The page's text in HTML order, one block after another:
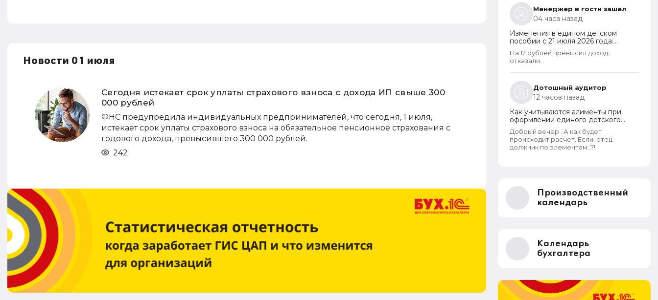
Новости 01 июля
Сегодня истекает срок уплаты страхового взноса с дохода ИП свыше 300
000 рублей
ФНС предупредила индивидуальных предпринимателей, что сегодня, 1 июля,
истекает срок уплаты страхового взноса на обязательное пенсионное страхования с
годового дохода, превысившего 300 000 рублей.
242
животинкамиМенеджер в гости зашел
04 часа назад
Изменения в едином детском
пособии с 21 июля 2026 года:
пересмотр правила нулевого
дохода и новый порядок
оформления пособий по месту
пребывания
На 12 рублей превысил доход,
отказали.
Дотошный аудитор
12 часов назад
Как учитываются алименты при
оформлении единого детского
пособия в 2026 году
Добрый вечер . А как будет
происходит расчет. Если отец
должник по элементам. ?!
Производственный
календарь
Календарь
бухгалтера